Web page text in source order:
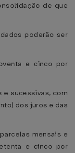
de que
poderão ser
e cinco por
e sucessivas, com
dos juros e das
mensais e
e cinco por